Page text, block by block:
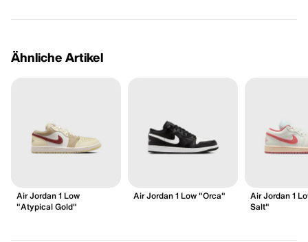
Ähnliche Artikel
Air Jordan 1 Low
"Atypical Gold"
Air Jordan 1 Low "Orca"
Air Jordan 1
Salt"